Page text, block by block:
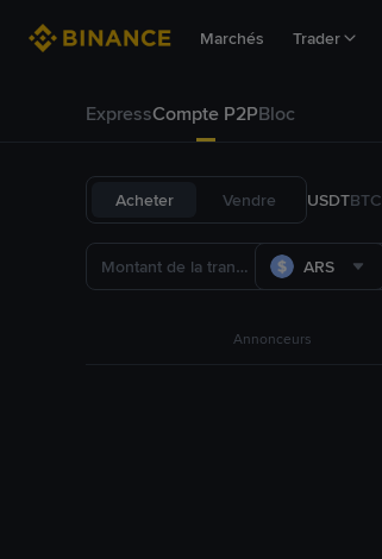
Marchés Trader
ExpressCompte P2PBloc
Acheter Vendre USDTBTC
ARS
Annonceurs